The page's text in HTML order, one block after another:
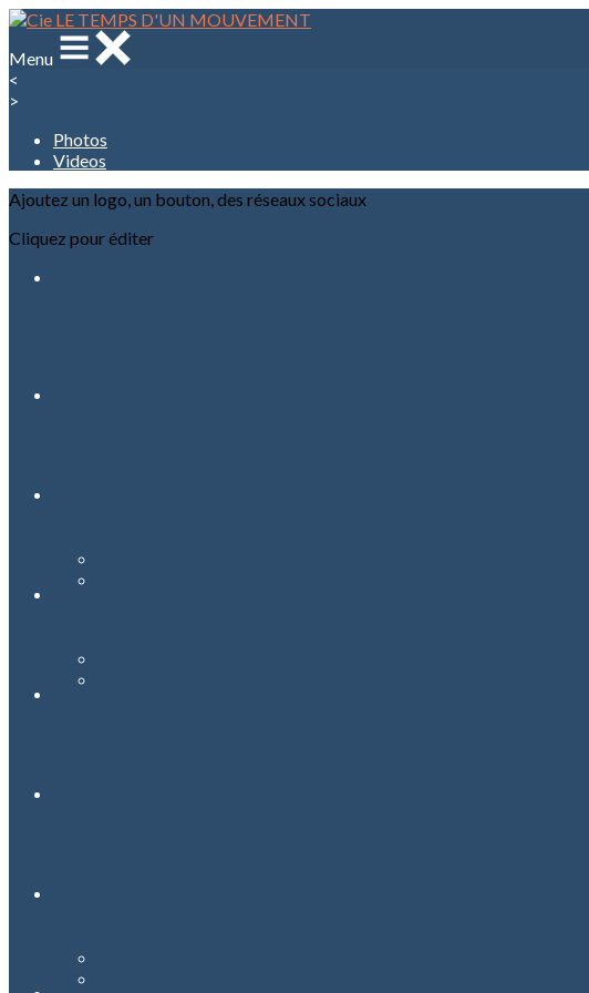
Menu
<
>
Photos
Videos
Ajoutez un logo, un bouton, des réseaux sociaux
Cliquez pour éditer